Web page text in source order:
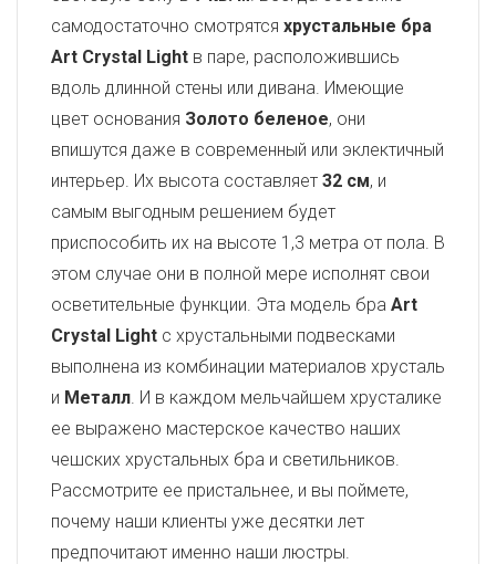
самодостаточно смотрятся хрустальные бра
Art Crystal Light в паре, расположившись
вдоль длинной стены или дивана. Имеющие
цвет основания Золото беленое, они
впишутся даже в современный или эклектичный
интерьер. Их высота составляет 32 см, и
самым выгодным решением будет
приспособить их на высоте 1,3 метра от пола. В
этом случае они в полной мере исполнят свои
осветительные функции. Эта модель бра Art
Crystal Light с хрустальными подвесками
выполнена из комбинации материалов хрусталь
и Металл. И в каждом мельчайшем хрусталике
ее выражено мастерское качество наших
чешских хрустальных бра и светильников.
Рассмотрите ее пристальнее, и вы поймете,
почему наши клиенты уже десятки лет
предпочитают именно наши люстры.